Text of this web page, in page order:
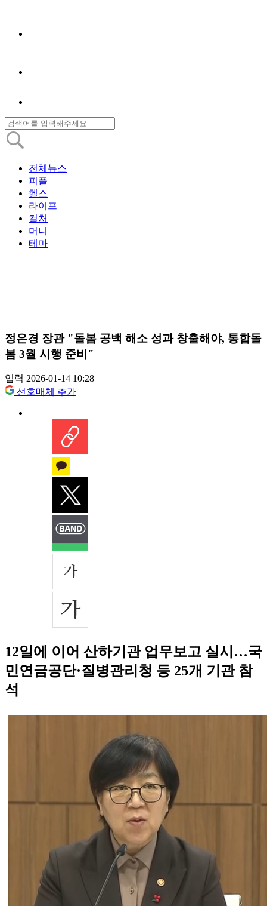
전체뉴스
피플
헬스
라이프
컬처
머니
테마
정은경 장관 "돌봄 공백 해소 성과 창출해야, 통합돌
봄 3월 시행 준비"
입력 2026-01-14 10:28
선호매체 추가
12일에 이어 산하기관 업무보고 실시…국
민연금공단·질병관리청 등 25개 기관 참
석